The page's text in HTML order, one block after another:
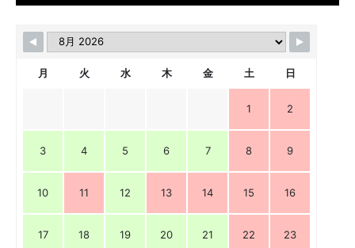
月 火 水 木 金 土 日
1 2
3 4 5 6 7 8 9
10 11 12 13 14 15 16
17 18 19 20 21 22 23